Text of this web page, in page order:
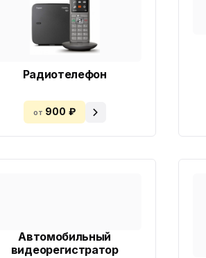
Радиотелефон
от 900 ₽
Автомобильный
видеорегистратор